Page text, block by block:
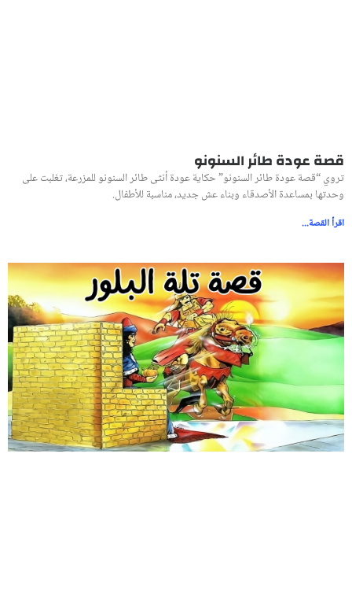
قصة عودة طائر السنونو
تروي “قصة عودة طائر السنونو” حكاية عودة أنثى طائر السنونو للمزرعة، تغلبت على
وحدتها بمساعدة الأصدقاء وبناء عش جديد، مناسبة للأطفال.
اقرأ القصة...